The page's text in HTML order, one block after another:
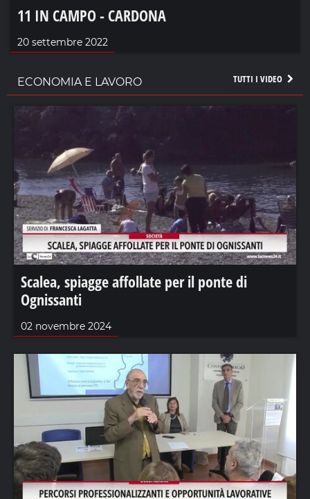
11 IN CAMPO - CARDONA
20 settembre 2022
TUTTI I VIDEO
ECONOMIA E LAVORO
Scalea, spiagge affollate per il ponte di
Ognissanti
02 novembre 2024